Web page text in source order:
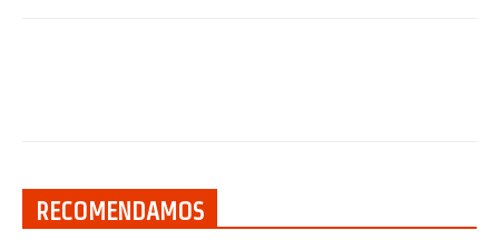
RECOMENDAMOS